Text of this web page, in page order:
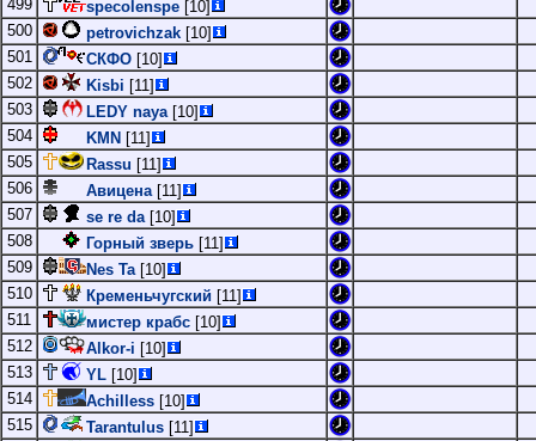
499
specolenspe [10]
500
petrovichzak [10]
501
СКФО [10]
502
Kisbi [11]
503
LEDY naya[10]
504
KMN [11]
505
Rassu [11]
506
Авицена[11]
507
se re da[10]
508
Горный зверь [11]
509
Nes Ta[10]
510
Кременьчугский [11]
511
мистер крабс [10]
512
Alkor-i [10]
513
YL [10]
514
Achilless [10]
515
Tarantulus [11]